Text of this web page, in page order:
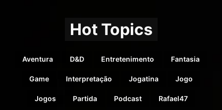
Hot Topics
Aventura D&D Entretenimento Fantasia
Game Interpretação Jogatina Jogo
Jogos Partida Podcast Rafael47